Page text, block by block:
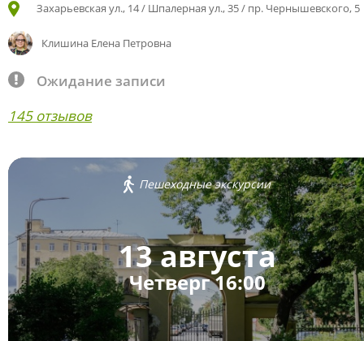
Захарьевская ул., 14 / Шпалерная ул., 35 / пр. Чернышевского, 5
Клишина Елена Петровна
Ожидание записи
145 отзывов
Пешеходные экскурсии
13 августа
Четверг 16:00